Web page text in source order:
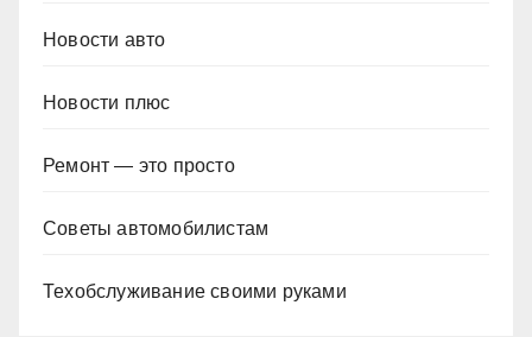
Новости авто
Новости плюс
Ремонт — это просто
Советы автомобилистам
Техобслуживание своими руками